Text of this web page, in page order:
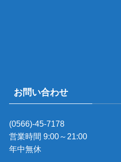
お問い合わせ
(0566)-45-7178
営業時間 9:00～21:00
年中無休